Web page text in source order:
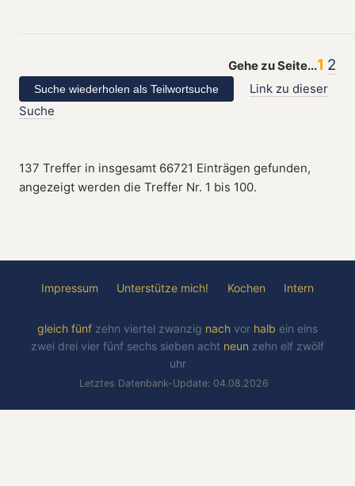
Gehe zu Seite...1 2
Link zu dieser
Suche
137 Treffer in insgesamt 66721 Einträgen gefunden,
angezeigt werden die Treffer Nr. 1 bis 100.
Impressum Unterstütze mich! Kochen Intern
gleich fünf zehn viertel zwanzig nach vor halb ein eins
zwei drei vier fünf sechs sieben acht neun zehn elf zwölf
uhr
Letztes Datenbank-Update: 04.08.2026